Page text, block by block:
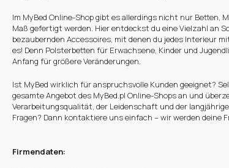
Im MyBed Online-Shop gibt es allerdings nicht nur Betten,
Maß gefertigt werden. Hier entdeckst du eine Vielzahl an
bezaubernden Accessoires, mit denen du jedes Interieur
es! Denn Polsterbetten für Erwachsene, Kinder und
Anfang für größere Veränderungen.
Ist MyBed wirklich für anspruchsvolle Kunden geeignet?
gesamte Angebot des MyBed.pl Online-Shops an und
Verarbeitungsqualität, der Leidenschaft und der
Fragen? Dann kontaktiere uns einfach – wir werden deine
Firmendaten: